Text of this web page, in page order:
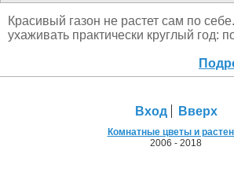
Красивый газон не растет сам по
ухаживать практически круглый год:
Вход Вверх
Комнатные цветы и
2006 - 2018